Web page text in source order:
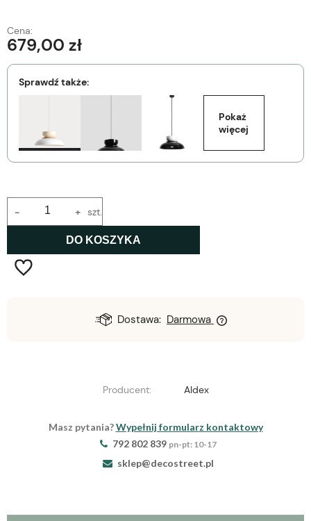
Cena:
679,00 zł
Sprawdź także:
Pokaż
więcej
+
- szt.
DO KOSZYKA
Dostawa: Darmowa
Producent: Aldex
Masz pytania?Wypełnij formularz kontaktowy
792 802 839 pn-pt: 10-17
sklep@decostreet.pl